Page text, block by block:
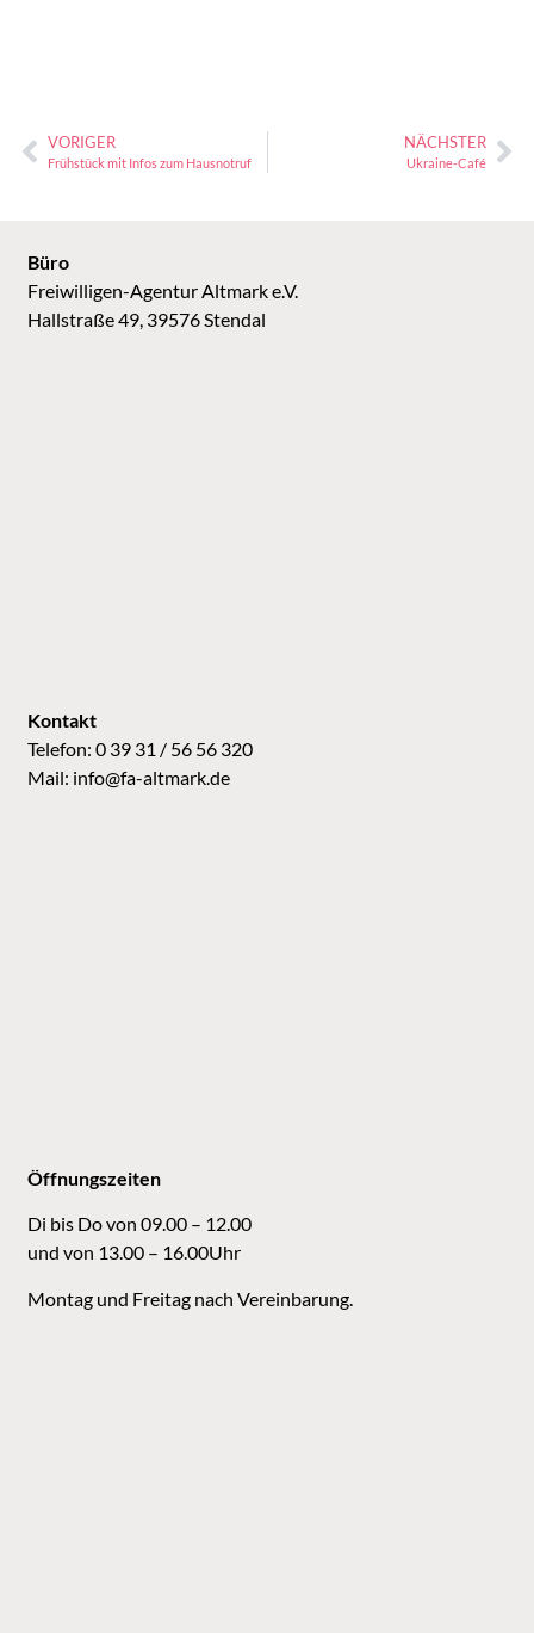
VORIGER
Frühstück mit Infos zum Hausnotruf
NÄCHSTER
Ukraine-Café
Öffnungszeiten
Di bis Do von 09.00 – 12.00
und von 13.00 – 16.00Uhr
Montag und Freitag nach Vereinbarung.
Kontakt
Telefon: 0 39 31 / 56 56 320
Mail: info@fa-altmark.de
Büro
Freiwilligen-Agentur Altmark e.V.
Hallstraße 49, 39576 Stendal